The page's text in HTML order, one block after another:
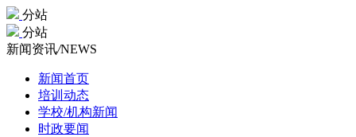
分站
分站
新闻资讯/NEWS
新闻首页
培训动态
学校/机构新闻
时政要闻